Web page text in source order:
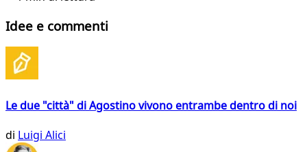
Idee e commenti
Le due "città" di Agostino vivono entrambe dentro di noi
di Luigi Alici